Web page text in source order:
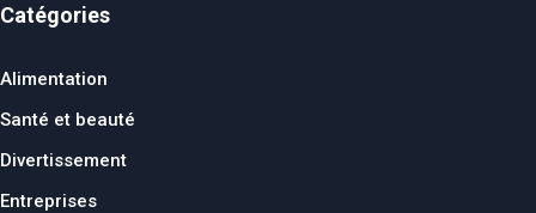
Catégories
Alimentation
Santé et beauté
Divertissement
Entreprises